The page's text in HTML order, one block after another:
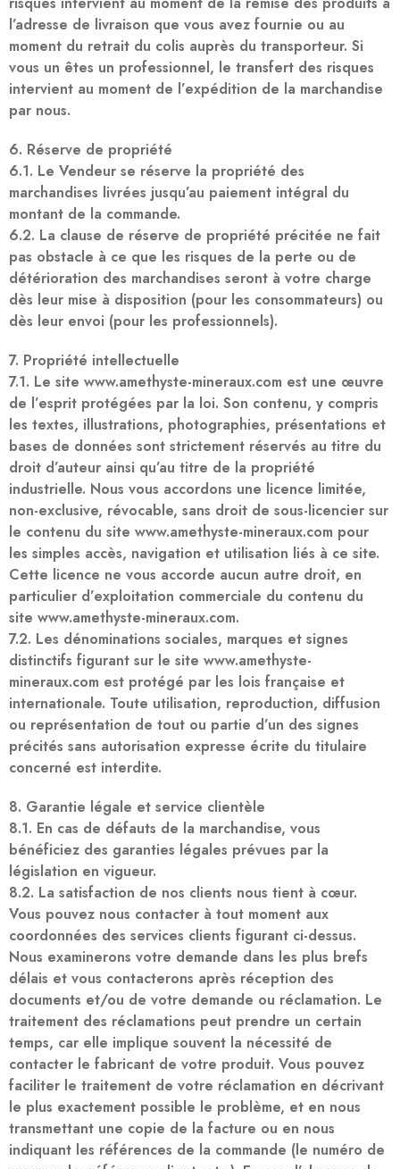
l’adresse de livraison que vous avez fournie ou au
moment du retrait du colis auprès du transporteur. Si
vous un êtes un professionnel, le transfert des risques
intervient au moment de l’expédition de la marchandise
par nous.
6. Réserve de propriété
6.1. Le Vendeur se réserve la propriété des
marchandises livrées jusqu’au paiement intégral du
montant de la commande.
6.2. La clause de réserve de propriété précitée ne fait
pas obstacle à ce que les risques de la perte ou de
détérioration des marchandises seront à votre charge
dès leur mise à disposition (pour les consommateurs) ou
dès leur envoi (pour les professionnels).
7. Propriété intellectuelle
7.1. Le site www.amethyste-mineraux.com est une œuvre
de l’esprit protégées par la loi. Son contenu, y compris
les textes, illustrations, photographies, présentations et
bases de données sont strictement réservés au titre du
droit d’auteur ainsi qu’au titre de la propriété
industrielle. Nous vous accordons une licence limitée,
non-exclusive, révocable, sans droit de sous-licencier sur
le contenu du site www.amethyste-mineraux.com pour
les simples accès, navigation et utilisation liés à ce site.
Cette licence ne vous accorde aucun autre droit, en
particulier d’exploitation commerciale du contenu du
site www.amethyste-mineraux.com.
7.2. Les dénominations sociales, marques et signes
distinctifs figurant sur le site www.amethyste-
mineraux.com est protégé par les lois française et
internationale. Toute utilisation, reproduction, diffusion
ou représentation de tout ou partie d’un des signes
précités sans autorisation expresse écrite du titulaire
concerné est interdite.
8. Garantie légale et service clientèle
8.1. En cas de défauts de la marchandise, vous
bénéficiez des garanties légales prévues par la
législation en vigueur.
8.2. La satisfaction de nos clients nous tient à cœur.
Vous pouvez nous contacter à tout moment aux
coordonnées des services clients figurant ci-dessus.
Nous examinerons votre demande dans les plus brefs
délais et vous contacterons après réception des
documents et/ou de votre demande ou réclamation. Le
traitement des réclamations peut prendre un certain
temps, car elle implique souvent la nécessité de
contacter le fabricant de votre produit. Vous pouvez
faciliter le traitement de votre réclamation en décrivant
le plus exactement possible le problème, et en nous
transmettant une copie de la facture ou en nous
indiquant les références de la commande (le numéro de